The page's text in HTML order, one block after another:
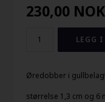
230,00 NOK
Øredobber i
størrelse 1,3 cm og 6